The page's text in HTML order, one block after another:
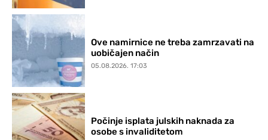
Ove namirnice ne treba zamrzavati na
uobičajen način
05.08.2026. 17:03
Počinje isplata julskih naknada za
osobe s invaliditetom